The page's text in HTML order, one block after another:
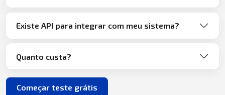
Existe API para integrar com meu sistema?
Quanto custa?
Começar teste grátis